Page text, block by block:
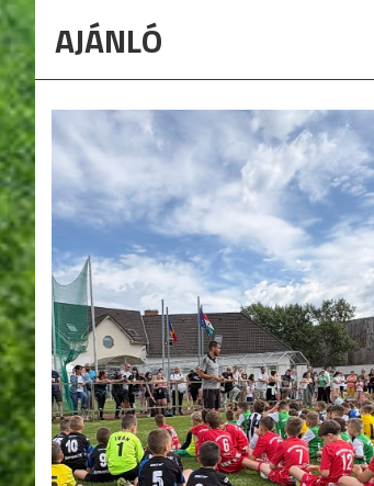
AJÁNLÓ